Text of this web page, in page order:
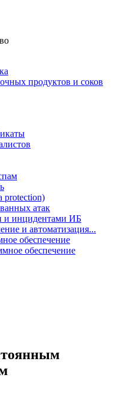
продуктов и соков
protection)
атак
и инцидентами ИБ
и автоматизация...
обеспечение
обеспечение